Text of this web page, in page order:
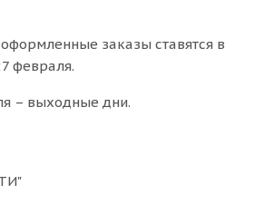
заказы ставятся в
февраля.
– выходные дни.